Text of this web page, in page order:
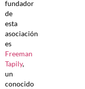
fundador
de
esta
asociación
es
Freeman
Tapily,
un
conocido